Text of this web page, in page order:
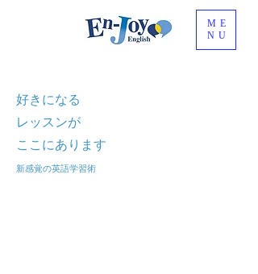
ME
NU
好きになる
レッスンが
​ここにあります
新感覚の英語学習術